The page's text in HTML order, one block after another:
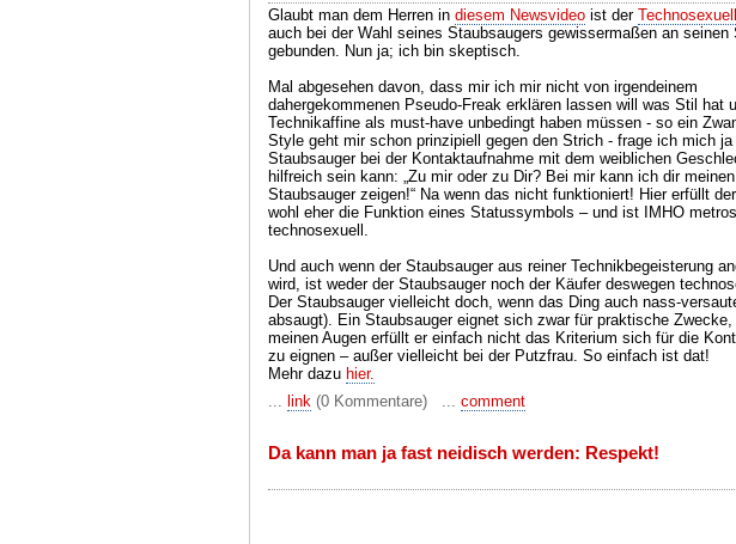
Glaubt man dem Herren in diesem Newsvideo ist der
auch bei der Wahl seines Staubsaugers gewissermaßen an seinen
gebunden. Nun ja; ich bin skeptisch.
Mal abgesehen davon, dass mir ich mir nicht von irgendeinem
dahergekommenen Pseudo-Freak erklären lassen will was Stil hat
Technikaffine als must-have unbedingt haben müssen - so ein
Style geht mir schon prinzipiell gegen den Strich - frage ich mich
Staubsauger bei der Kontaktaufnahme mit dem weiblichen
hilfreich sein kann: „Zu mir oder zu Dir? Bei mir kann ich dir
Staubsauger zeigen!“ Na wenn das nicht funktioniert! Hier erfüllt
wohl eher die Funktion eines Statussymbols – und ist IMHO
technosexuell.
Und auch wenn der Staubsauger aus reiner Technikbegeisterung
wird, ist weder der Staubsauger noch der Käufer deswegen
Der Staubsauger vielleicht doch, wenn das Ding auch nass-
absaugt). Ein Staubsauger eignet sich zwar für praktische Zwecke,
meinen Augen erfüllt er einfach nicht das Kriterium sich für die
zu eignen – außer vielleicht bei der Putzfrau. So einfach ist dat!
Mehr dazu hier.
... link (0 Kommentare) ... comment
Da kann man ja fast neidisch werden: Respekt!